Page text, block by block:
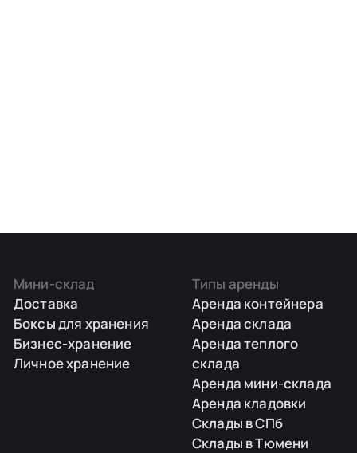
Мини-склад
Доставка
Боксы для хранения
Бизнес-хранение
Личное хранение
Типы аренды
Аренда контейнера
Аренда склада
Аренда теплого
склада
Аренда мини-склада
Аренда кладовки
Склады в СПб
Склады в Тюмени